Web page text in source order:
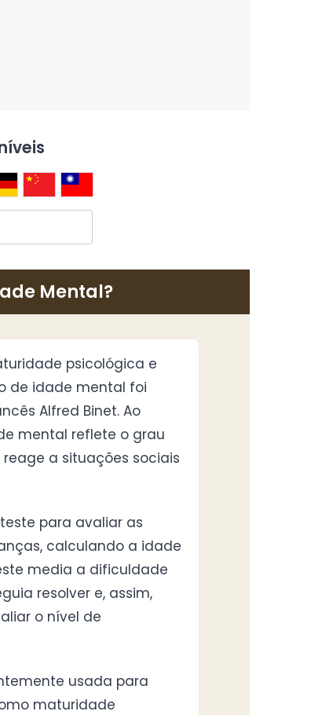
Mental?
psicológica e
de idade mental foi
Alfred Binet. Ao
mental reflete o grau
a situações sociais
para avaliar as
calculando a idade
media a dificuldade
resolver e, assim,
o nível de
usada para
maturidade